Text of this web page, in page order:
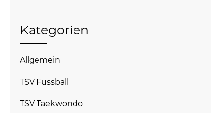
Kategorien
Allgemein
TSV Fussball
TSV Taekwondo